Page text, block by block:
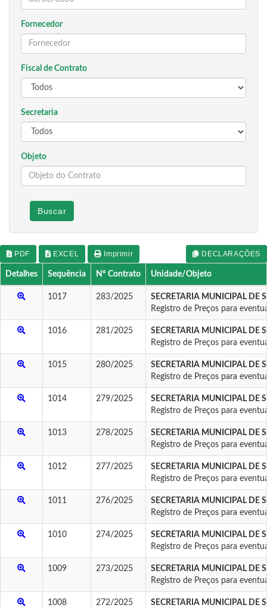
Fornecedor
Fiscal de Contrato
Secretaria
Objeto
Buscar
PDF EXCEL Imprimir DECLARAÇÕES
Detalhes Sequência Nº Contrato Unidade/Objeto
1017 283/2025
SECRETARIA MUNICIPAL DE
Registro de Preços para
1016 281/2025
SECRETARIA MUNICIPAL DE
Registro de Preços para
1015 280/2025
SECRETARIA MUNICIPAL DE
Registro de Preços para
1014 279/2025
SECRETARIA MUNICIPAL DE
Registro de Preços para
1013 278/2025
SECRETARIA MUNICIPAL DE
Registro de Preços para
1012 277/2025
SECRETARIA MUNICIPAL DE
Registro de Preços para
1011 276/2025
SECRETARIA MUNICIPAL DE
Registro de Preços para
1010 274/2025
SECRETARIA MUNICIPAL DE
Registro de Preços para
1009 273/2025
SECRETARIA MUNICIPAL DE
Registro de Preços para
1008 272/2025
SECRETARIA MUNICIPAL DE